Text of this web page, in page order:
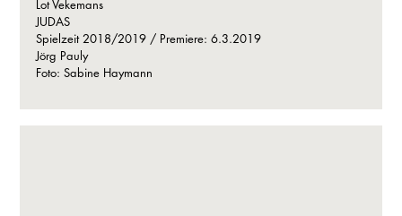
Lot Vekemans
JUDAS
Spielzeit 2018/2019 / Premiere: 6.3.2019
Jörg Pauly
Foto: Sabine Haymann